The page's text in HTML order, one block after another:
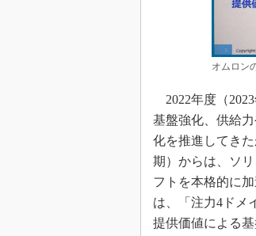
オムロン
2022年度（
基盤強化、供給
化を推進してきた
期）からは、ソ
フトを本格的に
は、「注力4ドメ
提供価値による